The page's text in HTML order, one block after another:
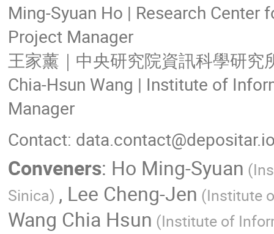
Ming-Syuan Ho | Research
Project Manager
王家薰｜中央研究院資訊科學研究
Chia-Hsun Wang | Institute of
Manager
Contact:
Conveners: Ho Ming-Syuan
Sinica) , Lee Cheng-Jen (Institute
Wang Chia Hsun (Institute of